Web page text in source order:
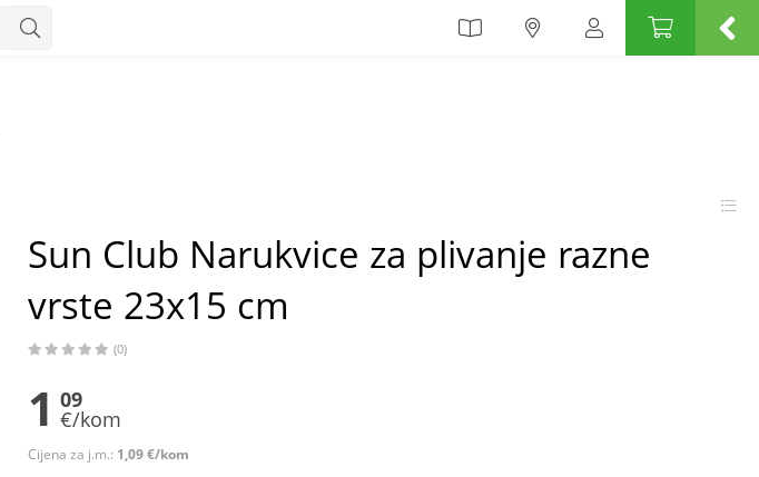
Sun Club Narukvice za plivanje razne
vrste 23x15 cm
(0)
1 09
€/kom
Cijena za j.m.: 1,09 €/kom